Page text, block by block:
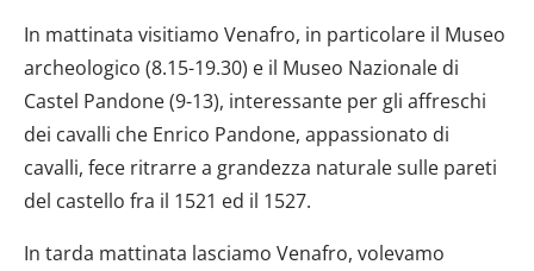
In mattinata visitiamo Venafro, in particolare il Museo
archeologico (8.15-19.30) e il Museo Nazionale di
Castel Pandone (9-13), interessante per gli affreschi
dei cavalli che Enrico Pandone, appassionato di
cavalli, fece ritrarre a grandezza naturale sulle pareti
del castello fra il 1521 ed il 1527.
In tarda mattinata lasciamo Venafro, volevamo